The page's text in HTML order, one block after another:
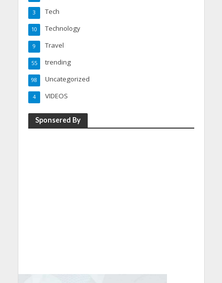
Tech
3
Technology
10
Travel
9
trending
55
Uncategorized
98
VIDEOS
4
Sponsered By